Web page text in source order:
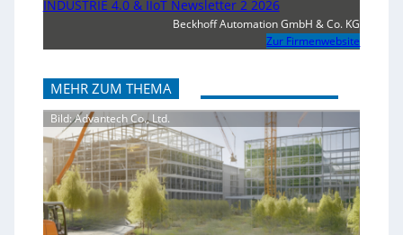
INDUSTRIE 4.0 & IIoT Newsletter 2 2026
Beckhoff Automation GmbH & Co. KG
Zur Firmenwebsite
MEHR ZUM THEMA
Bild: Advantech Co., Ltd.